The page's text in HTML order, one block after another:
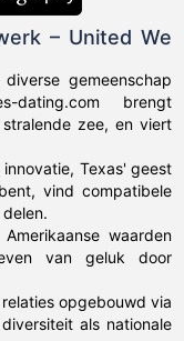
– United We
gemeenschap
dating.com brengt
zee, en viert
Texas' geest
vind compatibele
waarden
van geluk door
opgebouwd via
als nationale